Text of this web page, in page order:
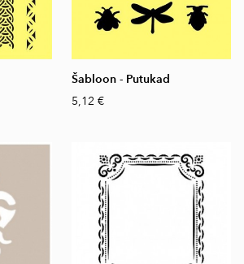
Šabloon - Putukad
5,12 €